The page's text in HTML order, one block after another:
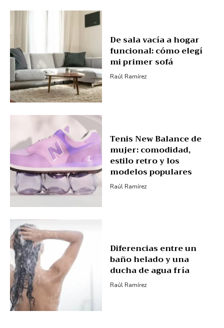
De sala vacía a hogar
funcional: cómo elegí
mi primer sofá
Raúl Ramírez
Tenis New Balance de
mujer: comodidad,
estilo retro y los
modelos populares
Raúl Ramírez
Diferencias entre un
baño helado y una
ducha de agua fría
Raúl Ramírez